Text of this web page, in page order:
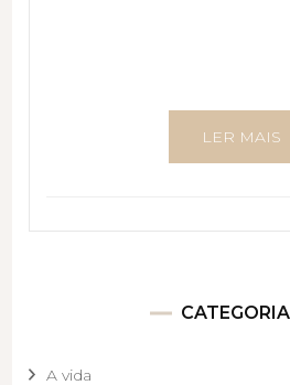
LER MAIS
A vida